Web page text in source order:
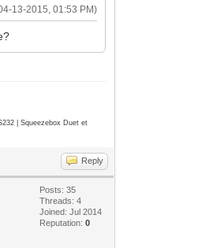
13-2015, 01:53 PM)
| Squeezebox Duet et
Reply
Posts: 35
Threads: 4
Joined: Jul 2014
Reputation:0